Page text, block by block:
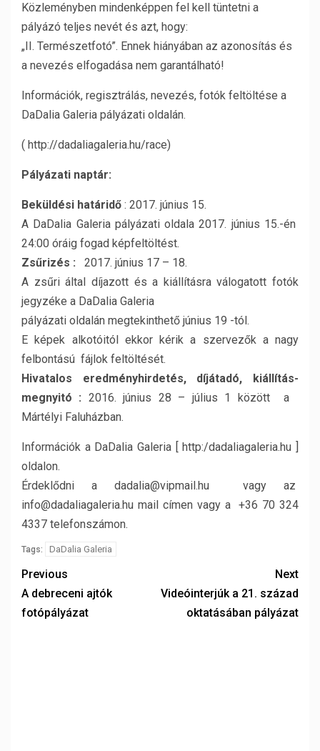
Közleményben mindenképpen fel kell tüntetni a
pályázó teljes nevét és azt, hogy:
„II. Természetfotó”. Ennek hiányában az azonosítás és
a nevezés elfogadása nem garantálható!
Információk, regisztrálás, nevezés, fotók feltöltése a
DaDalia Galeria pályázati oldalán.
( http://dadaliagaleria.hu/race)
Pályázati naptár:
Beküldési határidő : 2017. június 15.
A DaDalia Galeria pályázati oldala 2017. június 15.-én
24:00 óráig fogad képfeltöltést.
Zsűrizés : 2017. június 17 – 18.
A zsűri által díjazott és a kiállításra válogatott fotók
jegyzéke a DaDalia Galeria
pályázati oldalán megtekinthető június 19 -tól.
E képek alkotóitól ekkor kérik a szervezők a nagy
felbontású fájlok feltöltését.
Hivatalos eredményhirdetés, díjátadó, kiállítás-
megnyitó : 2016. június 28 – július 1 között a
Mártélyi Faluházban.
Információk a DaDalia Galeria [ http:/dadaliagaleria.hu ]
oldalon.
Érdeklődni a dadalia@vipmail.hu vagy az
info@dadaliagaleria.hu mail címen vagy a +36 70 324
4337 telefonszámon.
Tags: DaDalia Galeria
Previous
A debreceni ajtók
fotópályázat
Next
Videóinterjúk a 21. század
oktatásában pályázat